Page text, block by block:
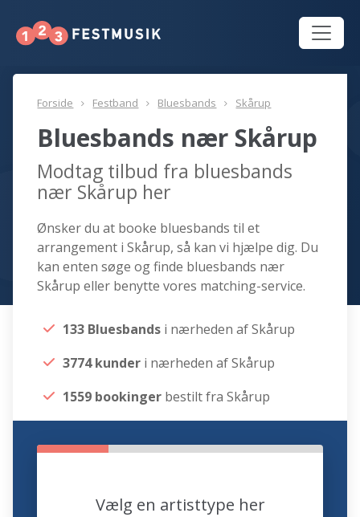
Forside Festband Bluesbands Skårup
Bluesbands nær Skårup
Modtag tilbud fra bluesbands
nær Skårup her
Ønsker du at booke bluesbands til et
arrangement i Skårup, så kan vi hjælpe dig. Du
kan enten søge og finde bluesbands nær
Skårup eller benytte vores matching-service.
133 Bluesbands i nærheden af Skårup
3774 kunder i nærheden af Skårup
1559 bookinger bestilt fra Skårup
Vælg en artisttype her